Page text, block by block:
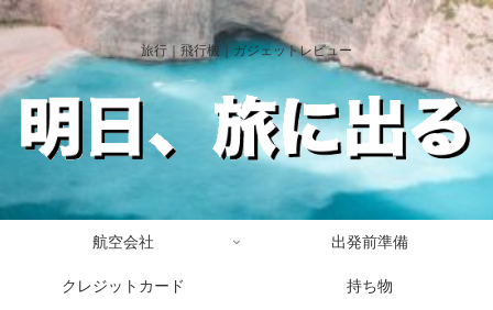
旅行｜飛行機｜ガジェットレビュー
航空会社 出発前準備
クレジットカード 持ち物